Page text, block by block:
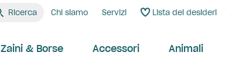
Ricerca Chi siamo Servizi Lista dei desideri
Zaini & Borse Accessori Animali